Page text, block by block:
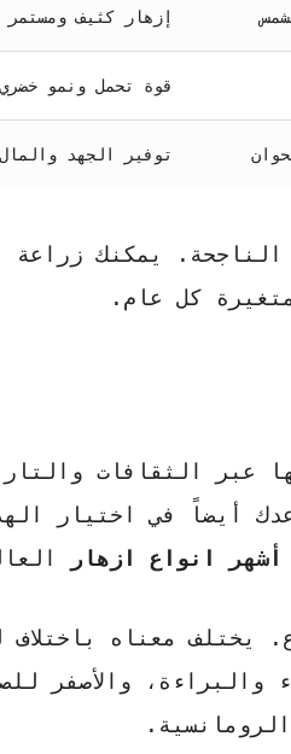
إزهار كثيف ومستمر
قوة تحمل ونمو
توفير الجهد
يمكنك زراعة
كل عام.
عبر الثقافات
أيضاً في اختيار
أشهر انواع ازهار
يختلف معناه باختلاف
والبراءة، والأصفر